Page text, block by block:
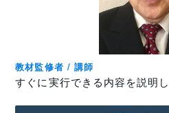
教材監修者 / 講師
すぐに実行できる内容を説明し